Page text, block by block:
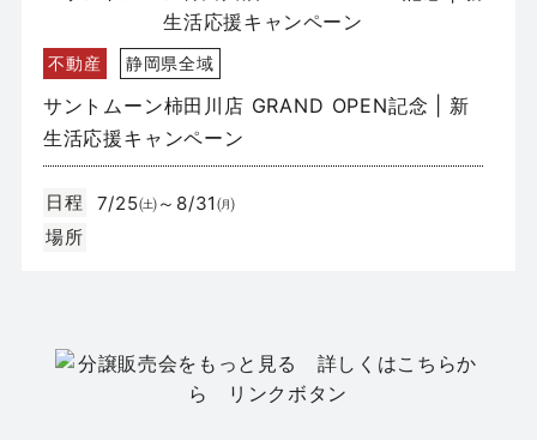
不動産 静岡県全域
サントムーン柿田川店 GRAND OPEN記念 | 新
生活応援キャンペーン
日程
7/25㈯～8/31㈪
場所
静岡市駿河区みずほ2丁目